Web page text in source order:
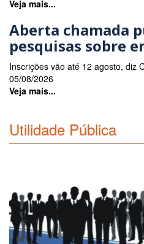
Aberta chamada
pesquisas sobre
Inscrições vão até 12 agosto, diz
05/08/2026
Veja mais...